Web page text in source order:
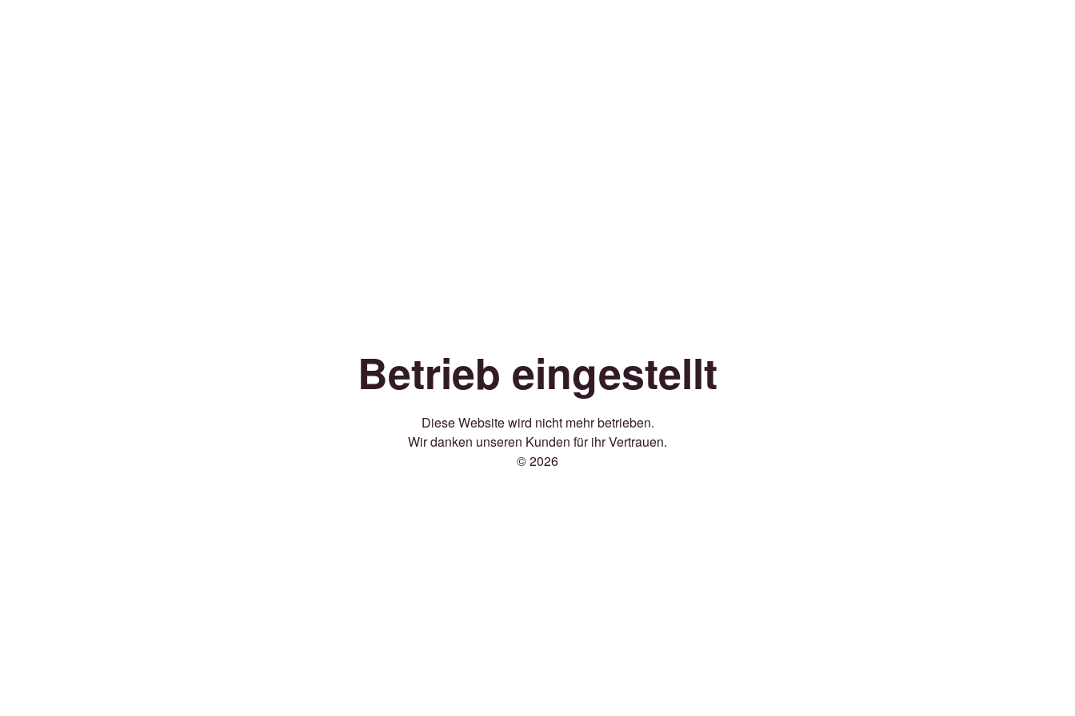
Betrieb eingestellt
Diese Website wird nicht mehr betrieben.
Wir danken unseren Kunden für ihr Vertrauen.
© 2026